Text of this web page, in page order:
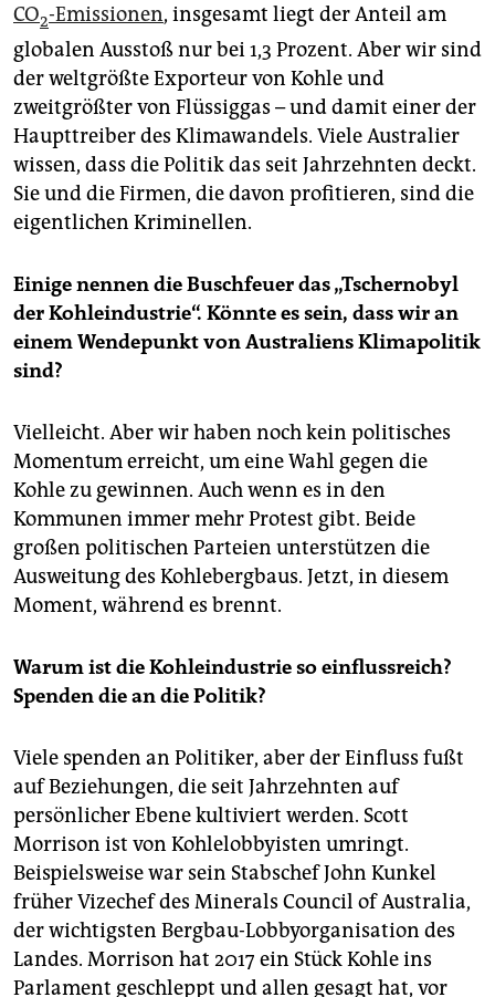
CO2-Emissionen, insgesamt liegt der Anteil am
globalen Ausstoß nur bei 1,3 Prozent. Aber wir sind
der weltgrößte Exporteur von Kohle und
zweitgrößter von Flüssiggas – und damit einer der
Haupttreiber des Klimawandels. Viele Australier
wissen, dass die Politik das seit Jahrzehnten deckt.
Sie und die Firmen, die davon profitieren, sind die
eigentlichen Kriminellen.
Einige nennen die Buschfeuer das „Tschernobyl
der Kohleindustrie“. Könnte es sein, dass wir an
einem Wendepunkt von Australiens Klimapolitik
sind?
Vielleicht. Aber wir haben noch kein politisches
Momentum erreicht, um eine Wahl gegen die
Kohle zu gewinnen. Auch wenn es in den
Kommunen immer mehr Protest gibt. Beide
großen politischen Parteien unterstützen die
Ausweitung des Kohlebergbaus. Jetzt, in diesem
Moment, während es brennt.
Warum ist die Kohleindustrie so einflussreich?
Spenden die an die Politik?
Viele spenden an Politiker, aber der Einfluss fußt
auf Beziehungen, die seit Jahrzehnten auf
persönlicher Ebene kultiviert werden. Scott
Morrison ist von Kohlelobbyisten umringt.
Beispielsweise war sein Stabschef John Kunkel
früher Vizechef des Minerals Council of Australia,
der wichtigsten Bergbau-Lobbyorganisation des
Landes. Morrison hat 2017 ein Stück Kohle ins
Parlament geschleppt und allen gesagt hat, vor